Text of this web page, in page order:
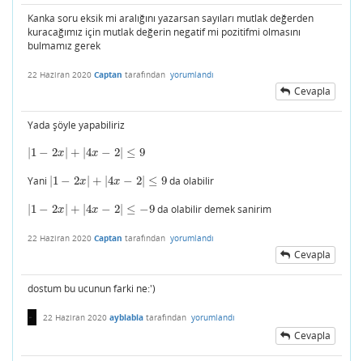
Kanka soru eksik mi aralığını yazarsan sayıları mutlak değerden
kuracağımız için mutlak değerin negatif mi pozitifmi olmasını
bulmamız gerek
22 Haziran 2020 Captan tarafından yorumlandı
Cevapla
Yada şöyle yapabiliriz
1 − 2x + |4x − 2| ≤ 9
|1 −2 x|+ |4x −2| ≤9
Yani 1 − 2x + |4x − 2| ≤ 9
|1 −2 x|+ |4x −2| ≤9 da olabilir
1 − 2x + |4x − 2| ≤ −9
|1 −2 x|+ |4x −2| ≤− 9 da olabilir demek sanirim
22 Haziran 2020 Captan tarafından yorumlandı
Cevapla
dostum bu ucunun farki ne:')
22 Haziran 2020 ayblabla tarafından yorumlandı
Cevapla